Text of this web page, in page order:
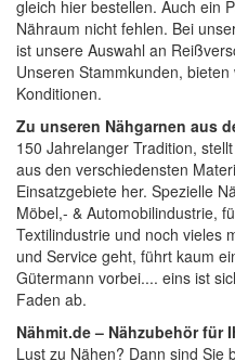
gleich hier bestellen. Auch ein
Nähraum nicht fehlen. Bei
ist unsere Auswahl an
Unseren Stammkunden,
Konditionen.
Zu unseren Nähgarnen aus
150 Jahrelanger Tradition,
aus den verschiedensten
Einsatzgebiete her. Spezielle
Möbel,- & Automobilindustrie,
Textilindustrie und noch vieles
und Service geht, führt kaum
Gütermann vorbei.... eins ist
Faden ab.
Nähmit.de – Nähzubehör für
Lust zu Nähen? Dann sind Sie